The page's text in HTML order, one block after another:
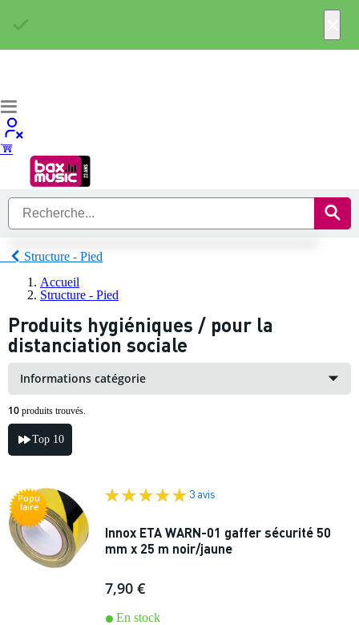
Structure - Pied
Accueil
Structure - Pied
Produits hygiéniques / pour la
distanciation sociale
Informations catégorie
10 produits trouvés.
Top 10
Popu
laire
3 avis
Innox ETA WARN-01 gaffer sécurité 50
mm x 25 m noir/jaune
7,90 €
En stock